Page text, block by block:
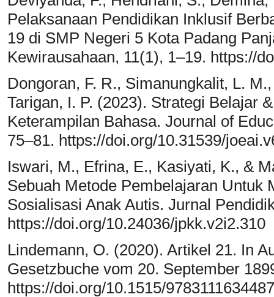
Pelaksanaan Pendidikan Inklusif
19 di SMP Negeri 5 Kota Padang
Kewirausahaan, 11(1), 1–19. https://
Dongoran, F. R., Simanungkalit, L.
Tarigan, I. P. (2023). Strategi Belajar
Keterampilan Bahasa. Journal of
75–81. https://doi.org/10.31539/
Iswari, M., Efrina, E., Kasiyati, K., &
Sebuah Metode Pembelajaran Untuk
Sosialisasi Anak Autis. Jurnal
https://doi.org/10.24036/jpkk.v2i2.310
Lindemann, O. (2020). Artikel 21. In
Gesetzbuche vom 20. September
https://doi.org/10.1515/